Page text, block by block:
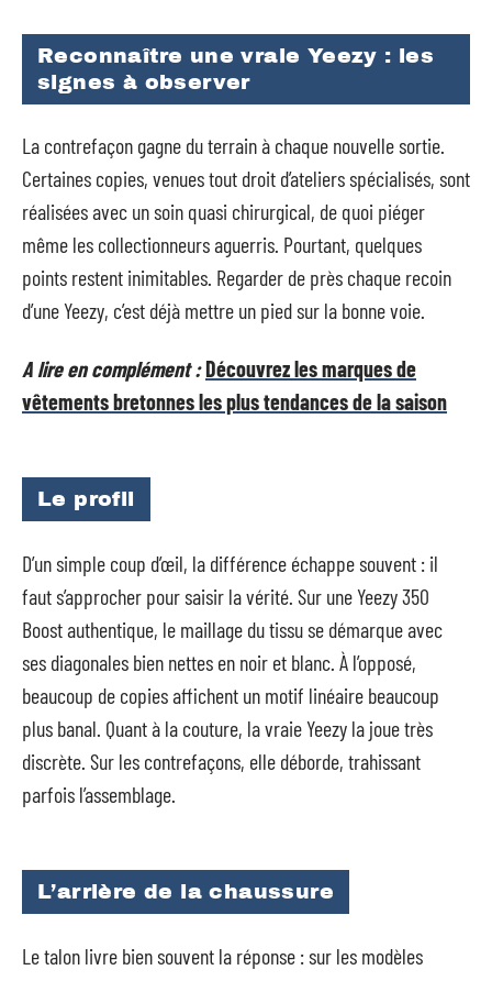
Reconnaître une vraie Yeezy : les
signes à observer
La contrefaçon gagne du terrain à chaque nouvelle sortie.
Certaines copies, venues tout droit d’ateliers spécialisés, sont
réalisées avec un soin quasi chirurgical, de quoi piéger
même les collectionneurs aguerris. Pourtant, quelques
points restent inimitables. Regarder de près chaque recoin
d’une Yeezy, c’est déjà mettre un pied sur la bonne voie.
A lire en complément :Découvrez les marques de
vêtements bretonnes les plus tendances de la saison
Le profil
D’un simple coup d’œil, la différence échappe souvent : il
faut s’approcher pour saisir la vérité. Sur une Yeezy 350
Boost authentique, le maillage du tissu se démarque avec
ses diagonales bien nettes en noir et blanc. À l’opposé,
beaucoup de copies affichent un motif linéaire beaucoup
plus banal. Quant à la couture, la vraie Yeezy la joue très
discrète. Sur les contrefaçons, elle déborde, trahissant
parfois l’assemblage.
L’arrière de la chaussure
Le talon livre bien souvent la réponse : sur les modèles